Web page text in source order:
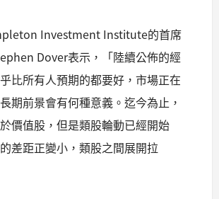
Investment Institute的首席
Dover表示，「陸續公佈的經
比所有人預期的都要好，市場正在
期前景會有何種意義。迄今為止，
價值股，但是類股輪動已經開始
差距正變小，類股之間展開拉